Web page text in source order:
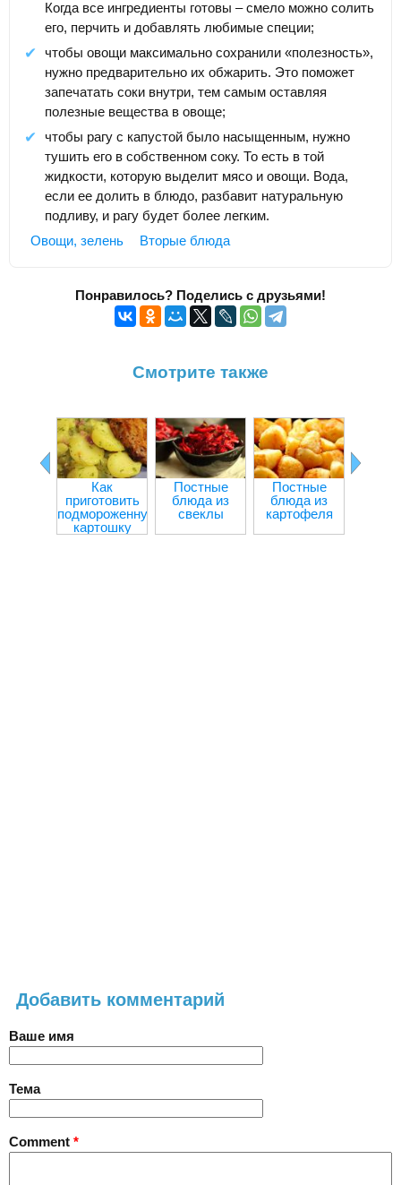
Когда все ингредиенты готовы – смело можно солить
его, перчить и добавлять любимые специи;
чтобы овощи максимально сохранили «полезность»,
нужно предварительно их обжарить. Это поможет
запечатать соки внутри, тем самым оставляя
полезные вещества в овоще;
чтобы рагу с капустой было насыщенным, нужно
тушить его в собственном соку. То есть в той
жидкости, которую выделит мясо и овощи. Вода,
если ее долить в блюдо, разбавит натуральную
подливу, и рагу будет более легким.
Овощи, зелень
Вторые блюда
Понравилось? Поделись с друзьями!
Смотрите также
Как
приготовить
подмороженную
картошку
Постные
блюда из
свеклы
Постные
блюда из
картофеля
Добавить комментарий
Ваше имя
Тема
Comment *